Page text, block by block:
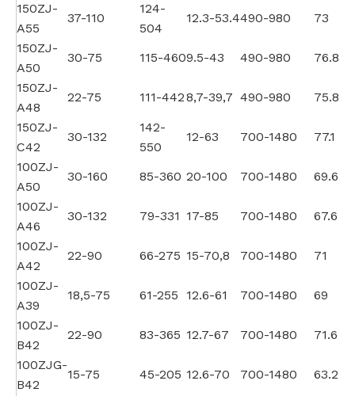
150ZJ-
A55
37-110
124-
504
12.3-53.4490-980
73
150ZJ-
A50
30-75 115-4609.5-43 490-980
76.8
150ZJ-
A48
22-75 111-4428,7-39,7 490-980
75.8
150ZJ-
C42
30-132
142-
550
12-63 700-1480
77.1
100ZJ-
A50
30-160 85-360 20-100 700-1480
69.6
100ZJ-
A46
30-132 79-331 17-85 700-1480
67.6
100ZJ-
A42
22-90 66-275 15-70,8 700-1480
71
100ZJ-
A39
18,5-75 61-255 12.6-61 700-1480
69
100ZJ-
B42
22-90 83-365 12.7-67 700-1480
71.6
100ZJG-
B42
15-75 45-205 12.6-70 700-1480
63.2